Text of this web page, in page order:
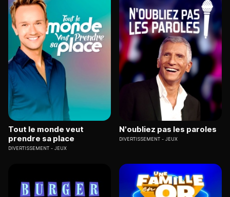
Tout le monde veut
prendre sa place
DIVERTISSEMENT JEUX
N'oubliez pas les paroles
DIVERTISSEMENT JEUX